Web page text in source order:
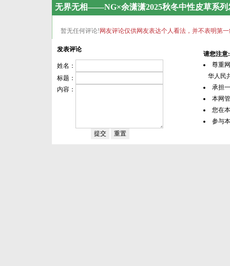
无界无相——NG×余潇潇2025秋冬中性皮草系列
暂无任何评论! 网友评论仅供网友表达个人看法，并不表明第
发表评论
姓名：
标题：
内容：
请您注意:
尊重
华人民
承担
本网
您在
参与